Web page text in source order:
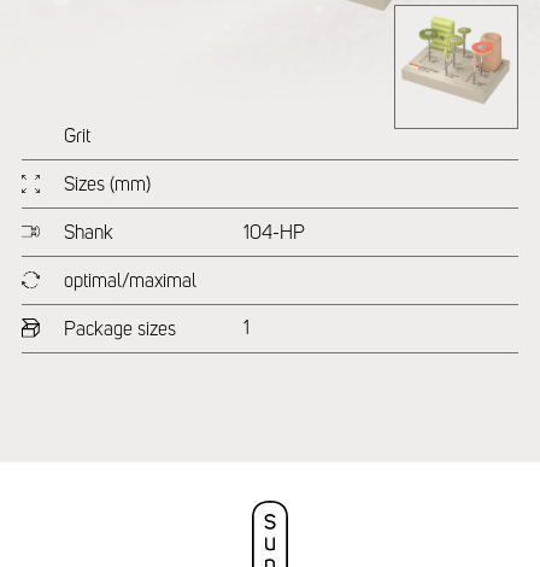
Grit
Sizes (mm)
Shank 104-HP
optimal/maximal
Package sizes 1